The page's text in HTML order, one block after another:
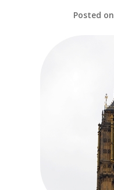
Posted on